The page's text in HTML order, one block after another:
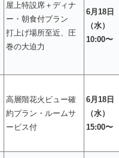
屋上特設席＋ディナ
ー・朝食付プラン
打上げ場所至近、圧
巻の大迫力
6月18日
（水）
10:00〜
高層階花火ビュー確
約プラン・ルームサ
ービス付
6月18日
（水）
15:00〜